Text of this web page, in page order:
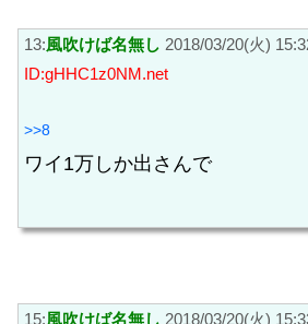
13:風吹けば名無し 2018/03/20(火)
ID:gHHC1z0NM.net
>>8
ワイ1万しか出さんで
15:風吹けば名無し 2018/03/20(火)